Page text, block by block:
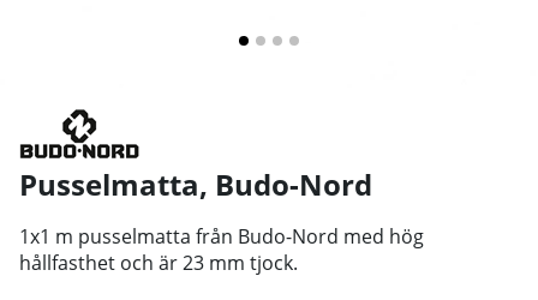
Pusselmatta, Budo-Nord
1x1 m pusselmatta från Budo-Nord med hög
hållfasthet och är 23 mm tjock.